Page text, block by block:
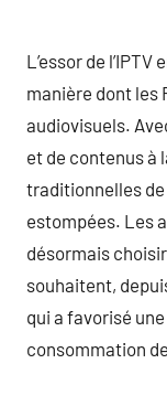
L’essor de
manière dont les
audiovisuels.
et de contenus à
traditionnelles
estompées. Les
désormais
souhaitent,
qui a favorisé
consommation